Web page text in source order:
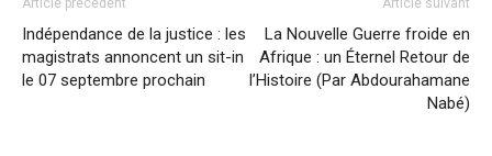
Article précédent
Indépendance de la justice : les
magistrats annoncent un sit-in
le 07 septembre prochain
Article suivant
La Nouvelle Guerre froide en
Afrique : un Éternel Retour de
l’Histoire (Par Abdourahamane
Nabé)